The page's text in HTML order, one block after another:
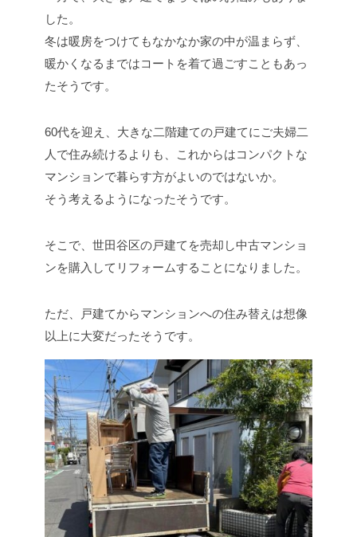
した。
冬は暖房をつけてもなかなか家の中が温まらず、
暖かくなるまではコートを着て過ごすこともあっ
たそうです。
60代を迎え、大きな二階建ての戸建てにご夫婦二
人で住み続けるよりも、これからはコンパクトな
マンションで暮らす方がよいのではないか。
そう考えるようになったそうです。
そこで、世田谷区の戸建てを売却し中古マンショ
ンを購入してリフォームすることになりました。
ただ、戸建てからマンションへの住み替えは想像
以上に大変だったそうです。